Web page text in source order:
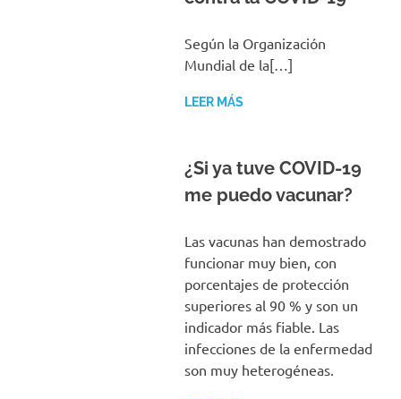
Según la Organización
Mundial de la[…]
LEER MÁS
¿Si ya tuve COVID-19
me puedo vacunar?
Las vacunas han demostrado
funcionar muy bien, con
porcentajes de protección
superiores al 90 % y son un
indicador más fiable. Las
infecciones de la enfermedad
son muy heterogéneas.